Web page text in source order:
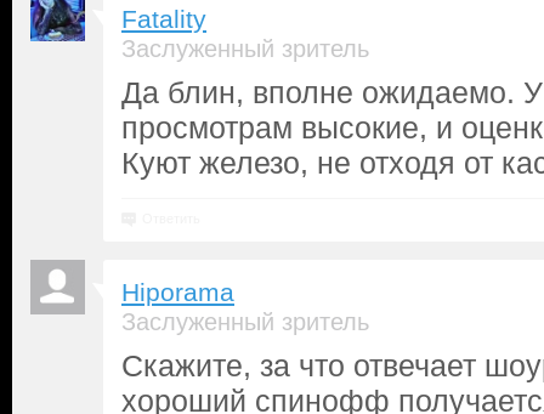
Fatality
Заслуженный зритель
Да блин, вполне ожидаемо. У
просмотрам высокие, и
Куют железо, не отходя от
Hiporama
Заслуженный зритель
Скажите, за что отвечает
хороший спинофф